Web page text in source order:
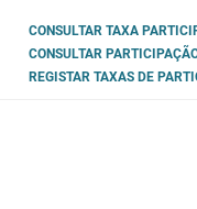
CONSULTAR TAXA
CONSULTAR
REGISTAR TAXAS DE